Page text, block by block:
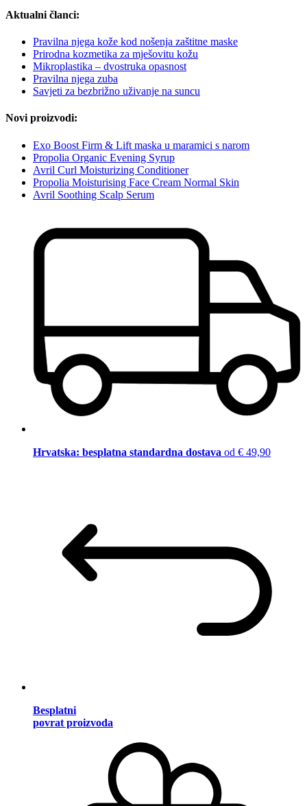
Aktualni članci:
Pravilna njega kože kod nošenja zaštitne maske
Prirodna kozmetika za mješovitu kožu
Mikroplastika – dvostruka opasnost
Pravilna njega zuba
Savjeti za bezbrižno uživanje na suncu
Novi proizvodi:
Exo Boost Firm & Lift maska u maramici s narom
Propolia Organic Evening Syrup
Avril Curl Moisturizing Conditioner
Propolia Moisturising Face Cream Normal Skin
Avril Soothing Scalp Serum
Hrvatska: besplatna standardna dostava od € 49,90
Besplatni
povrat proizvoda